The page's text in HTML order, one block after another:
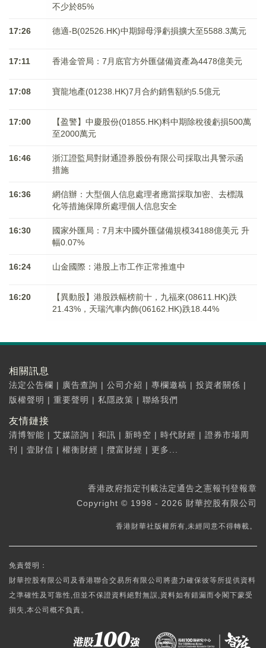
不少於85%
17:26 德適-B(02526.HK)中期歸母淨虧損擴大至5588.3萬元
17:11 香港金管局：7月底官方外匯儲備資產為4478億美元
17:08 寶龍地產(01238.HK)7月合約銷售額約5.5億元
17:00
【盈警】中慶股份(01855.HK)料中期除稅後虧損500萬
至2000萬元
16:46
浙江證監局對財通證券股份有限公司採取出具警示函
措施
16:36
網信辦：大型個人信息處理者應當採取加密、去標識
化等措施保障所處理個人信息安全
16:30
國家外匯局：7月末中國外匯儲備規模34188億美元 升
幅0.07%
16:24 山金國際：港股上市工作正常推進中
16:20
【異動股】港股跌幅榜前十，九福來(08611.HK)跌
21.43%，天瑞汽車内飾(06162.HK)跌18.44%
相關訊息
法定公告欄 | 廣告查詢 | 公司介紹 | 專欄邀稿 | 投資者關係 |
版權聲明 | 重要聲明 | 私隱政策 | 聯絡我們
友情鏈接
清博智能 | 艾媒諮詢 | 和訊 | 新時空 | 時代財經 | 證券市場周
刊
| 壹財信 | 權衡財經 | 攬富財經 | 更多...
香港政府指定刊載法定通告之憲報刊登報章
Copyright © 1998 - 2026 財華控股有限公司
香港財華社版權所有,未經同意不得轉載。
免責聲明：
財華控股有限公司及香港聯合交易所有限公司將盡力確保彼等所提供資料
之準確性及可靠性,但並不保證資料絕對無誤,資料如有錯漏而令閣下蒙受
損失,本公司概不負責。